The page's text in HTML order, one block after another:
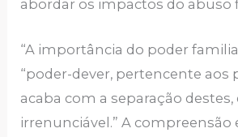
abordar os impactos do abuso
“A importância do poder
“poder-dever, pertencente aos
acaba com a separação
irrenunciável.” A compreensão